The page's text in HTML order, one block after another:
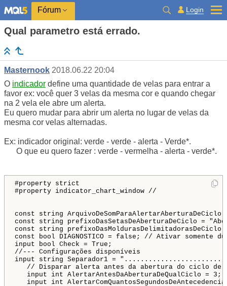
Fórum Login
Qual parametro está errado.
Masternook 2018.06.22 20:04
O indicador define uma quantidade de velas para entrar a
favor ex: você quer 3 velas da mesma cor e quando chegar
na 2 vela ele abre um alerta.
Eu quero mudar para abrir um alerta no lugar de velas da
mesma cor velas alternadas.
Ex: indicador original: verde - verde - alerta - Verde*.
O que eu quero fazer : verde - vermelha - alerta - verde*.
#property strict 
#property indicator_chart_window // 


const string ArquivoDeSomParaAlertarAberturaDeCiclo = "alert.wav"; // Arquivo deve estar disponível na pasta "<mt4-dir>/Sounds/"
const string prefixoDasSetasDeAberturaDeCiclo = "Abertura do ciclo ";
const string prefixoDasMoldurasDelimitadorasDeCiclo = "Ciclo ";
const bool DIAGNOSTICO = false; // Ativar somente durante desenvolvimento!
input bool Check = True;
//--- Configurações disponíveis
input string Separador1 = "............................................................................................................."; // ### Disparo dos alertas ### 
   // Disparar alerta antes da abertura do ciclo de numero indicado
   input int AlertarAntesDaAberturaDeQualCiclo = 3; // Alertar antes da abertura de qual ciclo?
   input int AlertarComQuantosSegundosDeAntecedencia = 10; // Alertar com quantos segundos de antecedência? 
   input int QtdeVelasSeguidasParaAberturaDeUmCiclo = 2; // Velas seguidas para abertura de cada ciclo
   input int QtdeVelasSeguidasParaConfirmacaoDeUmCiclo = 3; // Velas seguidas para confirmação de um ciclo
   // Quanto menor a quantidade de velas percorridas, melhor o desempenho
   input int QtdeDeVelasAnterioresASeremConsideradas = 10; // Velas anteriores a ser consideradas
input string Separador2 = "............................................................................................................."; // ### Tipos de alerta ### 
   input bool AlertaSonoro = true; // Alerta sonoro (popup)?
   input bool AlertaPorEmail = false; // Alerta por e-mail?
input string Separador3 = "............................................................................................................."; // ### Formatação ### 
   input color corDaSetaDeAberturaDosCiclosDeAlta = clrDeepSkyBlue; // Cor para ciclos de alta
   input color corDaSetaDeAberturaDosCiclosDeBaixa = clrDeepPink; // Cor para ciclos de baixa
   input color corDaMolduraDelimitadoraDeCiclosConfirmados = clrDeepSkyBlue; // Cor para ciclos confirmados
   input color corDaMolduraDelimitadoraDeCiclosNaoConfirmados = clrDeepPink; // Cor para ciclos não confirmados
   input ENUM_LINE_STYLE tracejadoDosCiclos = STYLE_DASH; // Estilo da moldura
input string Separador4 = "............................................................................................................."; // ### Licença de uso ### 



#include <stdlib.mqh> // ErrorDescription(...)

#define MAIN_SUBWINDOW 0
#define TAMANHO_MAXIMO_DO_CODIGO_DOS_OBJETOS 62
#define TAMANHO_MAXIMO_DA_DESCRICAO_DOS_OBJETOS 63

enum ENUM_TIPO_DE_CICLO
{
   CICLO_DE_BAIXA = -1,
   NENHUM_CICLO = 0,
   CICLO_DE_ALTA = 1
};

//--- Variáveis globais (Inicializaçao deve ocorrer no bloco "OnInit()")   
int
   qtdeVelasSeguidasDeAlta, 
   qtdeVelasSeguidasDeBaixa,
   qtdeCiclosNaoConfirmados;
ENUM_TIPO_DE_CICLO tipoDoCicloAnterior;
bool houveVelaNaDirecaoOpostaDoCicloAnterior;
//+------------------------------------------------------------------+
//| Custom indicator initialization function                         |
//+------------------------------------------------------------------+
int init()
  {
//---
   // Inicialização de variáveis globais
   zerarContagemDeCiclos();
//--- indicator buffers mapping
   
//---
   return(INIT_SUCCEEDED);
  }
//+------------------------------------------------------------------+
int start()
{
   handleTick();
   return(0);
}
//+------------------------------------------------------------------+
int deinit()
{
   const int reason = UninitializeReason();
   limpeza();
   return(0);  
}
//+------------------------------------------------------------------+
void zerarContagemDeCiclos()
{
   qtdeVelasSeguidasDeAlta = 0;
   qtdeVelasSeguidasDeBaixa = 0;
   qtdeCiclosNaoConfirmados = 0;
   
   tipoDoCicloAnterior = NENHUM_CICLO;
   houveVelaNaDirecaoOpostaDoCicloAnterior = true;
   
   Comment("Ex Tentativa: nenhuma rodada de ciclos não confirmados em andamento");    
}

//+------------------------------------------------------------------+
int handleTick()
{
   int    qtdeVelasProcessadas = IndicatorCounted(); // Returns the number of bars that have not changed since the last indicator call.
   
   //---- check for possible errors
   if(qtdeVelasProcessadas < 0) return(-1);
   int idxPrimeiraVela = (Bars -qtdeVelasProcessadas -1); // Index of the oldest bar, starting from which calculations must be started
   if (idxPrimeiraVela > (QtdeDeVelasAnterioresASeremConsideradas -1))                 // If there are too many bars...
      idxPrimeiraVela = (QtdeDeVelasAnterioresASeremConsideradas -1);                  // ..calculate for specified amount.   

   for(int idxVelaAtual = idxPrimeiraVela; idxVelaAtual >= 0; idxVelaAtual--) // The indicator array is calculated from the oldest bar to the zero one.
   { // 0 = Vela ainda aberta; 1 = Ultima vela fechada

      bool 
         velaFechada;
      int idxUltimaVelaFechada = idxVelaAtual;
      if(idxVelaAtual > 0)
      {
         velaFechada = true;
      }
      else if(novaVela())
      {
         velaFechada = true;
         idxUltimaVelaFechada = 1;
         /*
         int segundosRestantes = segundosRestantesNaVelaAberta();
         int percentualRestante = (int)(((1.0 * segundosRestantes)/PeriodSeconds()) * 100);
         idxUltimaVelaFechada = (percentualRestante < 67? 0: 1);
      */
      }
      else
      {
         velaFechada = false;
         if(qtdeCiclosNaoConfirmados == (AlertarAntesDaAberturaDeQualCiclo -1))
         {
            bool 
               aberturaIminenteDeUmCicloDeAlta  = (qtdeVelasSeguidasDeAlta  == (QtdeVelasSeguidasParaAberturaDeUmCiclo -1) && Close[0] > Open[0]),
               aberturaIminenteDeUmCicloDeBaixa = (qtdeVelasSeguidasDeBaixa == (QtdeVelasSeguidasParaAberturaDeUmCiclo -1) && Close[0] < Open[0]);
            if(aberturaIminenteDeUmCicloDeAlta
            || aberturaIminenteDeUmCicloDeBaixa)
            {
               // Abertura do último ciclo deve ser indicada com antecedencia!
               bool velaFechando = velaAbertaFechando(AlertarComQuantosSegundosDeAntecedencia, idxUltimaVelaFechada);
               if(velaFechando)
               {
                  // Alerta
                  AlertarComAntecedenciaAAberturaDoProximoCiclo();
               }            
            }
         }
      }
      
      static datetime ultimaVelaFechadaProcessada;
      if(velaFechada 
      && Time[idxUltimaVelaFechada] > ultimaVelaFechadaProcessada) // Considera apenas uma vez a vela aberta
      {         
         bool cicloEstavaAberto = false;
         ENUM_TIPO_DE_CICLO tipoDoMovimentoASerConfirmado = NENHUM_CICLO; // alta ou baixa
         if(qtdeVelasSeguidasDeAlta == QtdeVelasSeguidasParaAberturaDeUmCiclo
         || qtdeVelasSeguidasDeBaixa == QtdeVelasSeguidasParaAberturaDeUmCiclo)
         {
            cicloEstavaAberto = true; // Confirmação pendente
            if(qtdeVelasSeguidasDeAlta == QtdeVelasSeguidasParaAberturaDeUmCiclo)
            {
               tipoDoMovimentoASerConfirmado = CICLO_DE_ALTA;   
            }
            else if(qtdeVelasSeguidasDeBaixa == QtdeVelasSeguidasParaAberturaDeUmCiclo)
            {
               tipoDoMovimentoASerConfirmado = CICLO_DE_BAIXA;                    
            }
         }
   
         // Desempenho máximo: cada vela (incluindo a vela aberta) é lida uma e apenas uma vez
         if(Close[idxUltimaVelaFechada] > Open[idxUltimaVelaFechada]) // Alta
         {
            if(tipoDoCicloAnterior == CICLO_DE_BAIXA)
            {
               houveVelaNaDirecaoOpostaDoCicloAnterior = true;
            }   
            if(houveVelaNaDirecaoOpostaDoCicloAnterior)
            {
               qtdeVelasSeguidasDeAlta++;
               qtdeVelasSeguidasDeBaixa = 0;
            }
         }
         else if(Close[idxUltimaVelaFechada] < Open[idxUltimaVelaFechada]) // Baixa
         {
            if(tipoDoCicloAnterior == CICLO_DE_ALTA)
            {
               houveVelaNaDirecaoOpostaDoCicloAnterior = true;
            }  
            if(houveVelaNaDirecaoOpostaDoCicloAnterior)
            {
               qtdeVelasSeguidasDeBaixa++;
               qtdeVelasSeguidasDeAlta = 0;
            } 
         }
         else
         {
            qtdeVelasSeguidasDeAlta = 0;
            qtdeVelasSeguidasDeBaixa = 0;         
         }
         
         bool cicloFoiAberto = (qtdeVelasSeguidasDeAlta == QtdeVelasSeguidasParaAberturaDeUmCiclo
                             || qtdeVelasSeguidasDeBaixa == QtdeVelasSeguidasParaAberturaDeUmCiclo);
         if(cicloFoiAberto)
         {
            ENUM_TIPO_DE_CICLO tipoDoCicloQueFoiAberto = NENHUM_CICLO;
            if(qtdeVelasSeguidasDeAlta == QtdeVelasSeguidasParaAberturaDeUmCiclo)
            {
               tipoDoCicloQueFoiAberto = CICLO_DE_ALTA;   
            }
            else if(qtdeVelasSeguidasDeBaixa == QtdeVelasSeguidasParaAberturaDeUmCiclo)
            {
               tipoDoCicloQueFoiAberto = CICLO_DE_BAIXA;                    
            }         
            IlustrarAberturaDoCiclo(idxUltimaVelaFechada, tipoDoCicloQueFoiAberto);            
         }
   
         if(cicloEstavaAberto)
         {
            int numeroDoCicloAtual = qtdeCiclosNaoConfirmados + 1;
            bool confirmado;
            if(qtdeVelasSeguidasDeAlta == QtdeVelasSeguidasParaConfirmacaoDeUmCiclo
            || qtdeVelasSeguidasDeBaixa == QtdeVelasSeguidasParaConfirmacaoDeUmCiclo)
            {
               qtdeCiclosNaoConfirmados = 0; // Zera contagem de ciclos
               confirmado = true;
            }
            else // Caso o ciclo aberto não seja confirmado
            {
               qtdeCiclosNaoConfirmados++;
               confirmado = false;
            }
            if(confirmado == false)
            {
               // Sobreposição de ciclos: restaura o último incremento na contagem das velas seguidas, pois 
               //  a última vela deve ser considerada também no próximo ciclo